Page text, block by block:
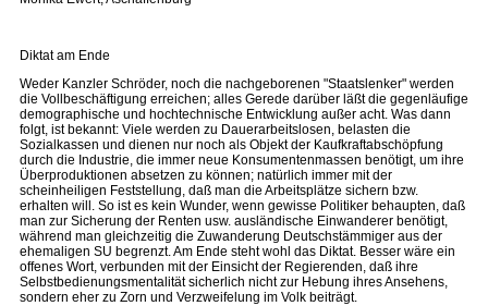
Diktat am Ende
Weder Kanzler Schröder, noch die nachgeborenen "Staatslenker" werden
die Vollbeschäftigung erreichen; alles Gerede darüber läßt die gegenläufige
demographische und hochtechnische Entwicklung außer acht. Was dann
folgt, ist bekannt: Viele werden zu Dauerarbeitslosen, belasten die
Sozialkassen und dienen nur noch als Objekt der Kaufkraftabschöpfung
durch die Industrie, die immer neue Konsumentenmassen benötigt, um ihre
Überproduktionen absetzen zu können; natürlich immer mit der
scheinheiligen Feststellung, daß man die Arbeitsplätze sichern bzw.
erhalten will. So ist es kein Wunder, wenn gewisse Politiker behaupten, daß
man zur Sicherung der Renten usw. ausländische Einwanderer benötigt,
während man gleichzeitig die Zuwanderung Deutschstämmiger aus der
ehemaligen SU begrenzt. Am Ende steht wohl das Diktat. Besser wäre ein
offenes Wort, verbunden mit der Einsicht der Regierenden, daß ihre
Selbstbedienungsmentalität sicherlich nicht zur Hebung ihres Ansehens,
sondern eher zu Zorn und Verzweifelung im Volk beiträgt.